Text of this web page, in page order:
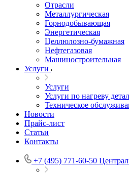
Отрасли
Металлургическая
Горнодобывающая
Энергетическая
Целлюлозно-бумажная
Нефтегазовая
Машиностроительная
Услуги
Услуги
Услуги по нагреву
Техническое
Новости
Прайс-лист
Статьи
Контакты
+7 (495) 771-60-50